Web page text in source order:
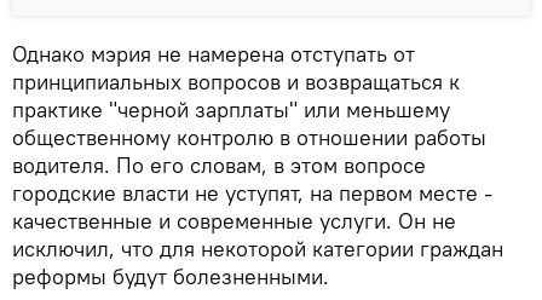
Однако мэрия не намерена отступать от
принципиальных вопросов и возвращаться к
практике "черной зарплаты" или меньшему
общественному контролю в отношении работы
водителя. По его словам, в этом вопросе
городские власти не уступят, на первом месте -
качественные и современные услуги. Он не
исключил, что для некоторой категории граждан
реформы будут болезненными.